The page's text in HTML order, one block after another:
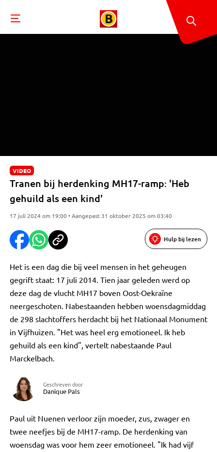
VIDEO
Tranen bij herdenking MH17-ramp: 'Heb
gehuild als een kind'
17 juli 2024 om 19:00 • Aangepast 31 oktober 2025 om 03:40
Hulp bij lezen
Het is een dag die bij veel mensen in het geheugen
gegrift staat: 17 juli 2014. Tien jaar geleden werd op
deze dag de vlucht MH17 boven Oost-Oekraïne
neergeschoten. Nabestaanden hebben woensdagmiddag
de 298 slachtoffers herdacht bij het Nationaal Monument
in Vijfhuizen. "Het was heel erg emotioneel. Ik heb
gehuild als een kind", vertelt nabestaande Paul
Marckelbach.
Geschreven door
Danique Pals
Paul uit Nuenen verloor zijn moeder, zus, zwager en
twee neefjes bij de MH17-ramp. De herdenking van
woensdag was voor hem zeer emotioneel. "Ik had vijf